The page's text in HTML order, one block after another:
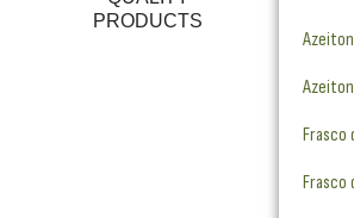
Frasco
Frasco